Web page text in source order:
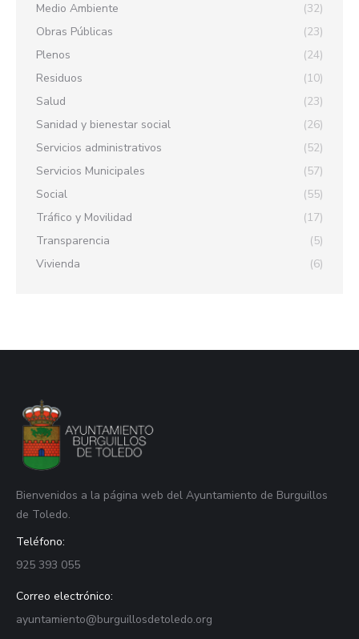
Medio Ambiente
(32)
Obras Públicas
(23)
Plenos
(24)
Residuos
(10)
Salud
(23)
Sanidad y bienestar social
(26)
Servicios administrativos
(52)
Servicios Municipales
(57)
Social
(55)
Tráfico y Movilidad
(17)
Transparencia
(5)
Vivienda
(6)
Bienvenidos a la página web del Ayuntamiento de Burguillos
de Toledo.
Teléfono:
925 393 055
Correo electrónico:
ayuntamiento@burguillosdetoledo.org